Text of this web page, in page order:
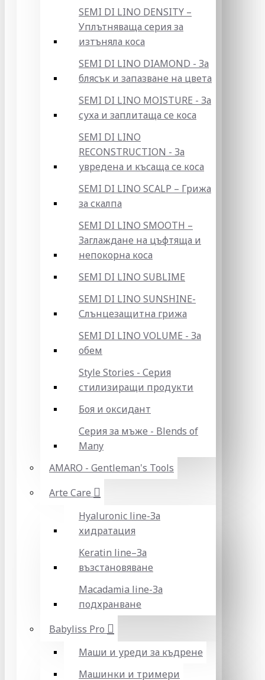
SEMI DI LINO DENSITY –
Уплътняваща серия за
изтъняла коса
SEMI DI LINO DIAMOND - За
блясък и запазване на цвета
SEMI DI LINO MOISTURE - За
суха и заплитаща се коса
SEMI DI LINO
RECONSTRUCTION - За
увредена и късаща се коса
SEMI DI LINO SCALP – Грижа
за скалпа
SEMI DI LINO SMOOTH –
Заглаждане на цъфтяща и
непокорна коса
SEMI DI LINO SUBLIME
SEMI DI LINO SUNSHINE-
Слънцезащитна грижа
SEMI DI LINO VOLUME - За
обем
Style Stories - Серия
стилизиращи продукти
Боя и оксидант
Серия за мъже - Blends of
Many
AMARO - Gentleman's Tools
Arte Care
Hyaluronic line-За
хидратация
Keratin line–За
възстановяване
Macadamia line-За
подхранване
Babyliss Pro
Маши и уреди за къдрене
Машинки и тримери